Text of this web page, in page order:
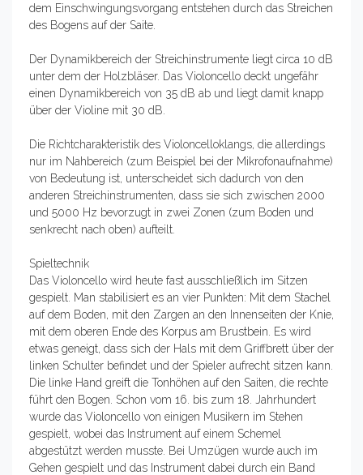
dem Einschwingungsvorgang entstehen durch das Streichen
des Bogens auf der Saite.
Der Dynamikbereich der Streichinstrumente liegt circa 10 dB
unter dem der Holzbläser. Das Violoncello deckt ungefähr
einen Dynamikbereich von 35 dB ab und liegt damit knapp
über der Violine mit 30 dB.
Die Richtcharakteristik des Violoncelloklangs, die allerdings
nur im Nahbereich (zum Beispiel bei der Mikrofonaufnahme)
von Bedeutung ist, unterscheidet sich dadurch von den
anderen Streichinstrumenten, dass sie sich zwischen 2000
und 5000 Hz bevorzugt in zwei Zonen (zum Boden und
senkrecht nach oben) aufteilt.
Spieltechnik
Das Violoncello wird heute fast ausschließlich im Sitzen
gespielt. Man stabilisiert es an vier Punkten: Mit dem Stachel
auf dem Boden, mit den Zargen an den Innenseiten der Knie,
mit dem oberen Ende des Korpus am Brustbein. Es wird
etwas geneigt, dass sich der Hals mit dem Griffbrett über der
linken Schulter befindet und der Spieler aufrecht sitzen kann.
Die linke Hand greift die Tonhöhen auf den Saiten, die rechte
führt den Bogen. Schon vom 16. bis zum 18. Jahrhundert
wurde das Violoncello von einigen Musikern im Stehen
gespielt, wobei das Instrument auf einem Schemel
abgestützt werden musste. Bei Umzügen wurde auch im
Gehen gespielt und das Instrument dabei durch ein Band